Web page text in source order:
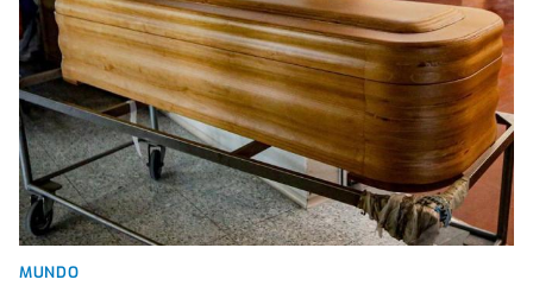
MUNDO